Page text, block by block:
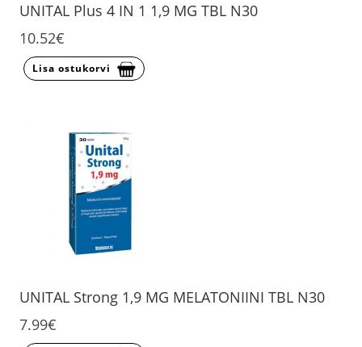
UNITAL Plus 4 IN 1 1,9 MG TBL N30
10.52€
Lisa ostukorvi
UNITAL Strong 1,9 MG MELATONIINI TBL N30
7.99€